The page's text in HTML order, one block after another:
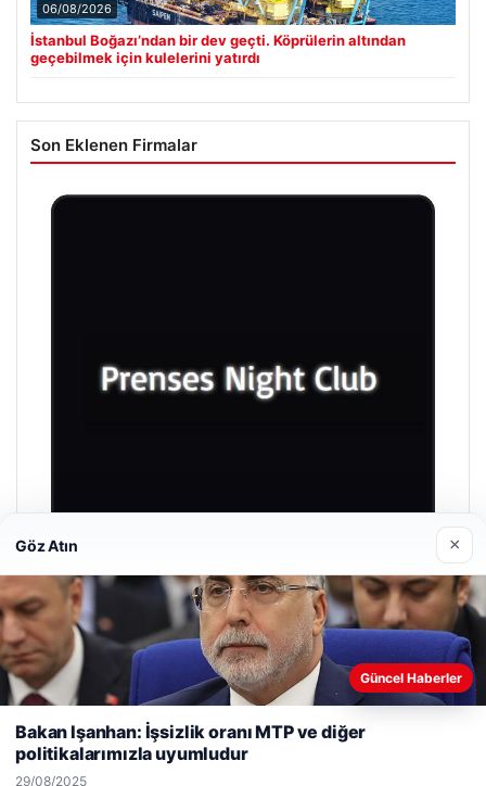
06/08/2026
İstanbul Boğazı’ndan bir dev geçti. Köprülerin altından
geçebilmek için kulelerini yatırdı
Son Eklenen Firmalar
Prenses Night Club
29/04/2026
Web sitemizi nasıl kullandığınızı daha iyi anlayabilmek,
kullanıyoruz.Çerez Politikamız
Kabul Et
Göz Atın ×
Güncel Haberler
Bakan Işanhan: İşsizlik oranı MTP ve diğer
politikalarımızla uyumludur
29/08/2025